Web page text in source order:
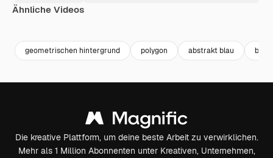
Ähnliche Videos
geometrischen hintergrund polygon abstrakt blau blau
Die kreative Plattform, um deine beste Arbeit zu verwirklichen.
Mehr als 1 Million Abonnenten unter Kreativen, Unternehmen,